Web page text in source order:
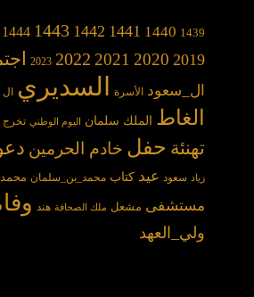
1439
1440
1441
1442
1443
1444
2019
2020
2021
2022
2023
ال_سعود الأسرة السديري
الغاط الملك سلمان اليوم الوطني تخرج
تهنئة حفل خادم الحرمين
زياد سعود عيد كتاب محمد_بن_سلمان
مستشفى مشعل ملك الصحافة هند
ولي_العهد